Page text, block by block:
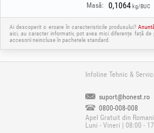
Masă: 0,1064 kg/BUC
Ai descoperit o eroare în caracteristicile produsului?
aici, au caracter informativ, pot avea mici diferențe față
accesorii neincluse în pachetele standard.
Infoline Tehnic &
suport@honest.ro
0800-008-008
Apel Gratuit din
Luni - Vineri | 08:00 -